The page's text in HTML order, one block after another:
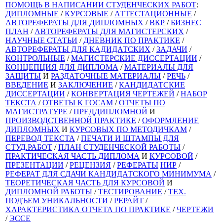
ПОМОЩЬ В НАПИСАНИИ СТУДЕНЧЕСКИХ РАБОТ:
ДИПЛОМНЫЕ /КУРСОВЫЕ / АТТЕСТАЦИОННЫЕ /
АВТОРЕФЕРАТЫ ДЛЯ ДИПЛОМНЫХ /ВКР /БИЗНЕС
ПЛАН / АВТОРЕФЕРАТЫ ДЛЯ МАГИСТЕРСКИХ /
НАУЧНЫЕ СТАТЬИ / ДНЕВНИК ПО ПРАКТИКЕ /
АВТОРЕФЕРАТЫ ДЛЯ КАДИДАТСКИХ /ЗАДАЧИ /
КОНТРОЛЬНЫЕ /МАГИСТЕРСКИЕ ДИССЕРТАЦИИ /
КОНЦЕПЦИЯ ДЛЯ ДИПЛОМА /МАТЕРИАЛЫ ДЛЯ
ЗАЩИТЫ И РАЗДАТОЧНЫЕ МАТЕРИАЛЫ /РЕЧЬ /
ВВЕДЕНИЕ И ЗАКЛЮЧЕНИЕ /КАНДИДАТСКИЕ
ДИССЕРТАЦИИ /КОНВЕРТАЦИЯ ЧЕРТЕЖЕЙ /НАБОР
ТЕКСТА /ОТВЕТЫ К ГОСАМ /ОТЧЕТЫ ПО
МАГИСТРАТУРЕ /ПРЕДДИПЛОМНОЙ И
ПРОИЗВОДСТВЕННОЙ ПРАКТИКЕ /ОФОРМЛЕНИЕ
ДИПЛОМНЫХ И КУРСОВЫХ ПО МЕТОДИЧКАМ /
ПЕРЕВОД ТЕКСТА /ПЕЧАТИ И ШТАМПЫ ДЛЯ
СТУД.РАБОТ /ПЛАН СТУДЕНЧЕСКОЙ РАБОТЫ /
ПРАКТИЧЕСКАЯ ЧАСТЬ ДИПЛОМА И КУРСОВОЙ /
ПРЕЗЕНТАЦИИ /РЕЦЕНЗИЯ /РЕФЕРАТЫ НИР /
РЕФЕРАТ ДЛЯ СДАЧИ КАНДИДАТСКОГО МИНИМУМА /
ТЕОРЕТИЧЕСКАЯ ЧАСТЬ ДЛЯ КУРСОВОЙ И
ДИПЛОМНОЙ РАБОТЫ /ТЕСТИРОВАНИЕ /ТЕХ.
ПОДЪЕМ УНИКАЛЬНОСТИ /РЕРАЙТ /
ХАРАКТЕРИСТИКА ОТЧЕТА ПО ПРАКТИКЕ /ЧЕРТЕЖИ
/ЭССЕ